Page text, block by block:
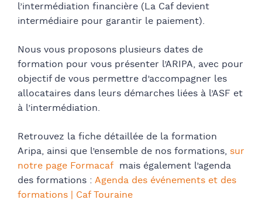
l’intermédiation financière (La Caf devient
intermédiaire pour garantir le paiement).
Nous vous proposons plusieurs dates de
formation pour vous présenter l’ARIPA, avec pour
objectif de vous permettre d’accompagner les
allocataires dans leurs démarches liées à l’ASF et
à l’intermédiation.
Retrouvez la fiche détaillée de la formation
Aripa, ainsi que l’ensemble de nos formations, sur
notre page Formacaf mais également l’agenda
des formations : Agenda des événements et des
formations | Caf Touraine